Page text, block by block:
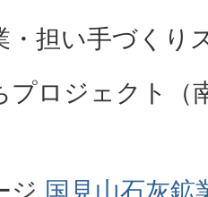
・担い手づくり
プロジェクト（
ジ 国見山石灰鉱